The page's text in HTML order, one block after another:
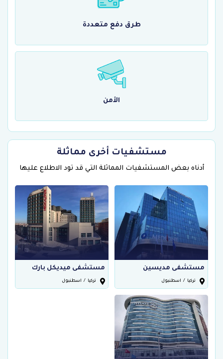
طرق دفع متعددة
الأمن
مستشفيات أخرى مماثلة
أدناه بعض المستشفيات المماثلة التي قد تود الاطلاع عليها
مستشفى مديسين
تركيا / اسطنبول
مستشفى ميديكل بارك
تركيا / اسطنبول